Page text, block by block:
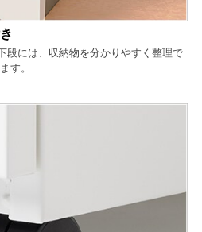
段には、収納物を分かりやすく整理で
す。